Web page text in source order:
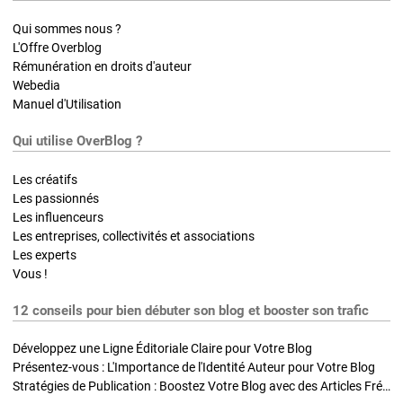
Qui sommes nous ?
L'Offre Overblog
Rémunération en droits d'auteur
Webedia
Manuel d'Utilisation
Qui utilise OverBlog ?
Les créatifs
Les passionnés
Les influenceurs
Les entreprises, collectivités et associations
Les experts
Vous !
12 conseils pour bien débuter son blog et booster son trafic
Développez une Ligne Éditoriale Claire pour Votre Blog
Présentez-vous : L'Importance de l'Identité Auteur pour Votre Blog
Stratégies de Publication : Boostez Votre Blog avec des Articles Fréquents et Exclusifs